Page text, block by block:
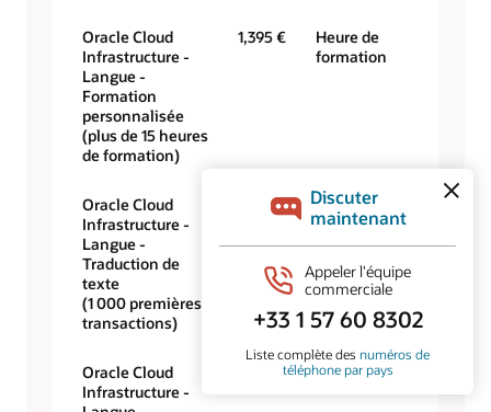
Oracle Cloud
Infrastructure -
Langue -
Formation
personnalisée
(plus de 15 heures
de formation)
1,395 €
Heure de
formation
Oracle Cloud
Infrastructure -
Langue -
Traduction de
texte
(1 000 premières
transactions)
0,00 € 1 000 transactions
Oracle Cloud
Infrastructure -
1 000 transactions